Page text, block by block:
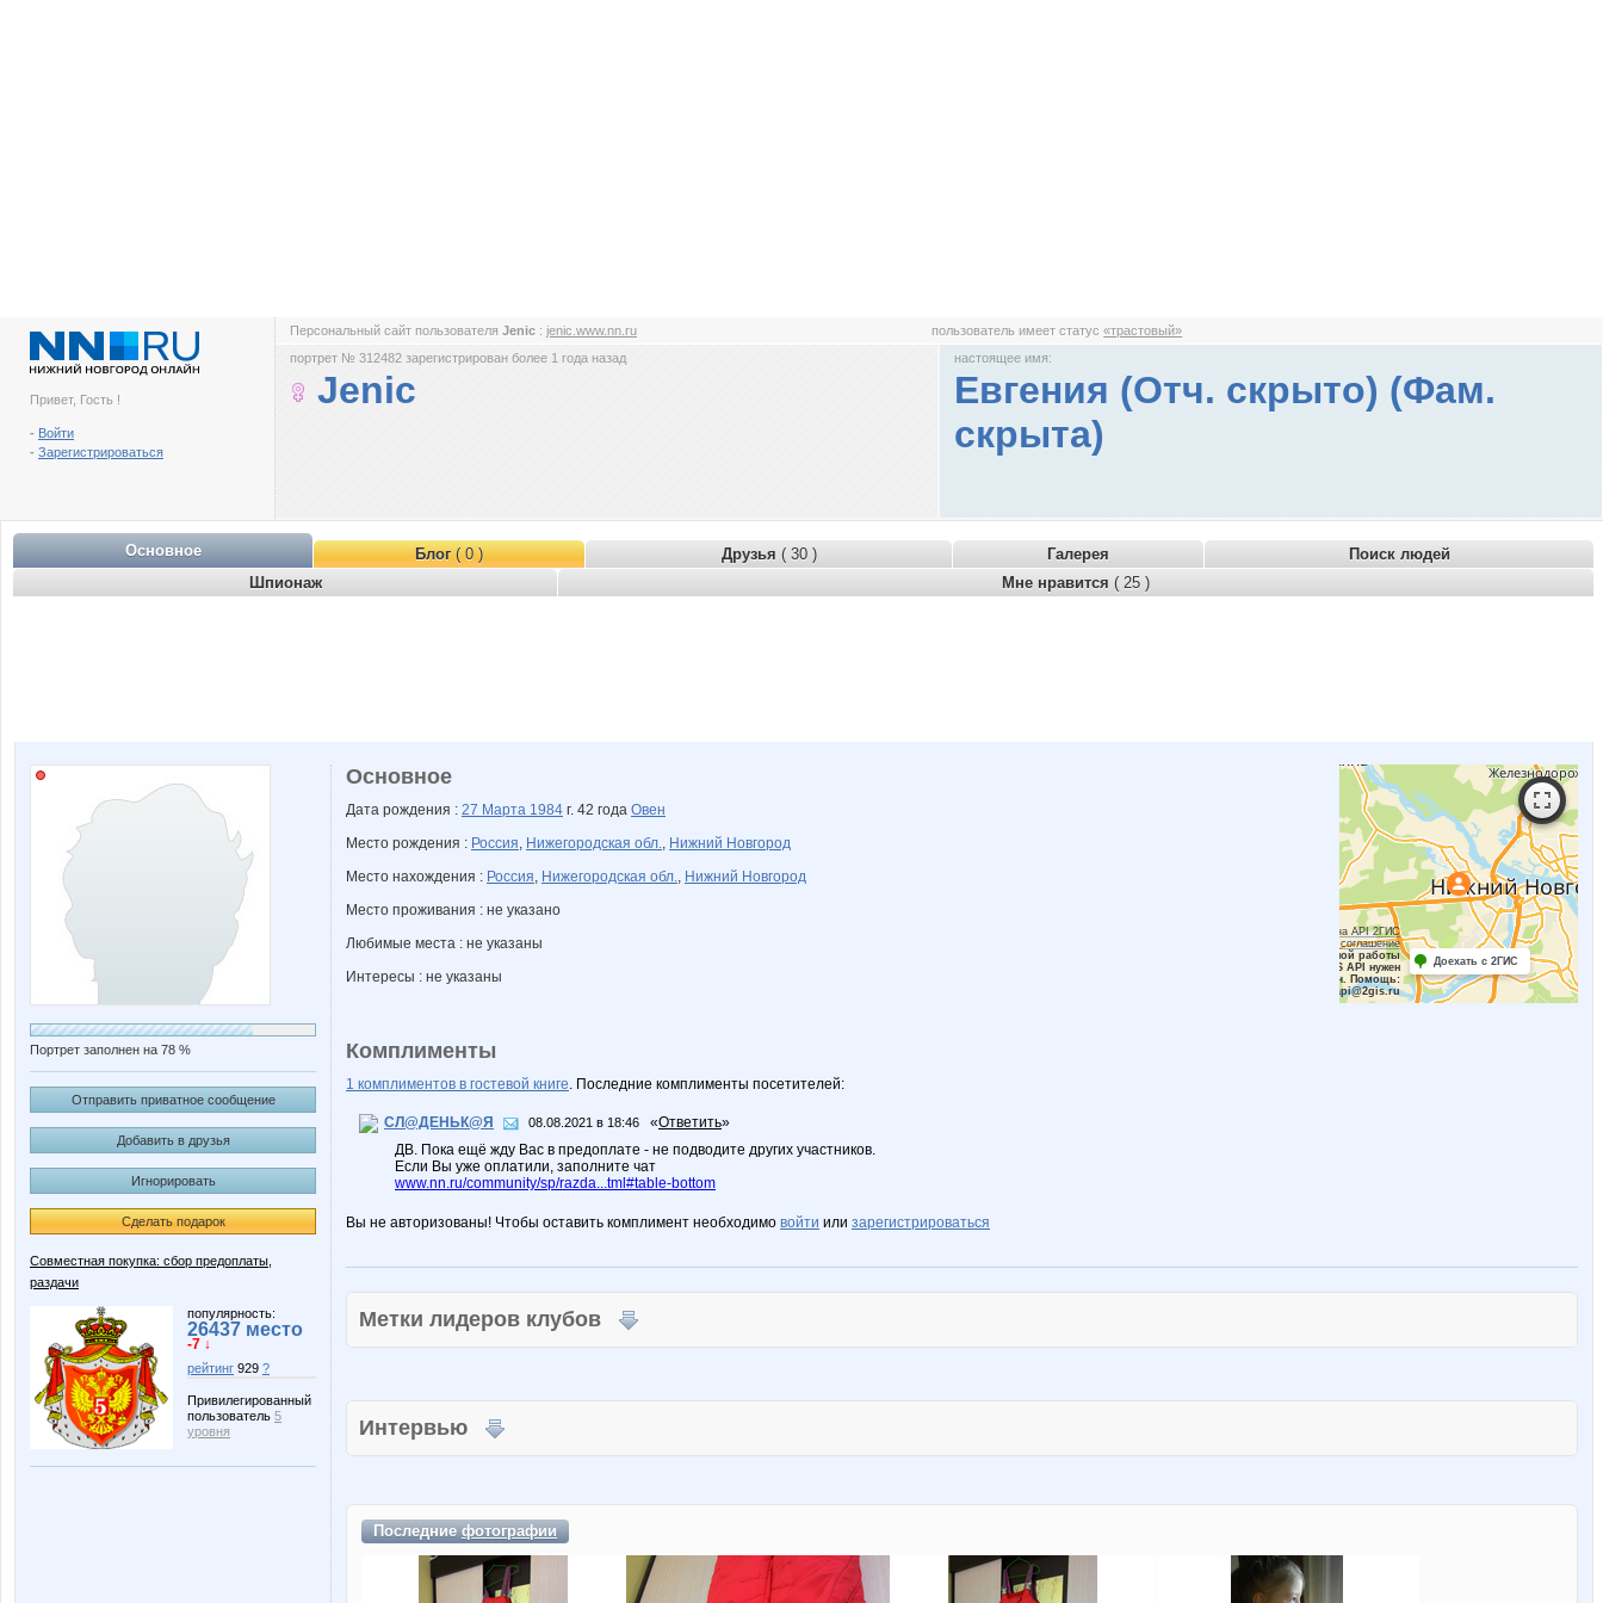
Привет, Гость !
- Войти
- Зарегистрироваться
Персональный сайт пользователя Jenic : jenic.www.nn.ru пользователь имеет статус«трастовый»
портрет № 312482 зарегистрирован более 1 года назад
Jenic
настоящее имя:
Евгения (Отч. скрыто) (Фам.
скрыта)
Основное Блог( 0 ) Друзья ( 30 ) Галерея
Поиск людей
Шпионаж
Мне нравится ( 25 )
Портрет заполнен на 78 %
Отправить приватное сообщение
Добавить в друзья
Игнорировать
Сделать подарок
Совместная покупка: сбор предоплаты,
раздачи
популярность:
26437 место
-7 ↓
рейтинг 929 ?
Привилегированный
пользователь 5
уровня
Работает на API 2ГИС
Лицензионное соглашение
Для корректной работы
Raster JS API нужен
ключ. Помощь:
api@2gis.ru
Доехать с 2ГИС
Основное
Дата рождения : 27 Марта 1984 г. 42 года Овен
Место рождения : Россия, Нижегородская обл., Нижний Новгород
Место нахождения : Россия, Нижегородская обл., Нижний Новгород
Место проживания : не указано
Любимые места : не указаны
Интересы : не указаны
Комплименты
1 комплиментов в гостевой книге. Последние комплименты посетителей:
СЛ@ДЕНЬК@Я 08.08.2021 в 18:46 «Ответить»
ДВ. Пока ещё жду Вас в предоплате - не подводите других участников.
Если Вы уже оплатили, заполните чат
www.nn.ru/community/sp/razda...tml#table-bottom
Вы не авторизованы! Чтобы оставить комплимент необходимо войти или зарегистрироваться
Метки лидеров клубов
Интервью
Последниефотографии